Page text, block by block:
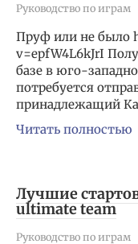
Руководство по играм
Пруф или не было
v=epfW4L6kJrI
базе в юго-
потребуется
принадлежащий
Читать полностью
Лучшие
ultimate team
Руководство по играм